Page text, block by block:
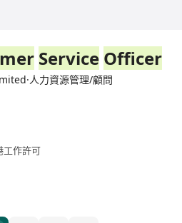
Service Officer
人力資源管理/顧問
工作許可